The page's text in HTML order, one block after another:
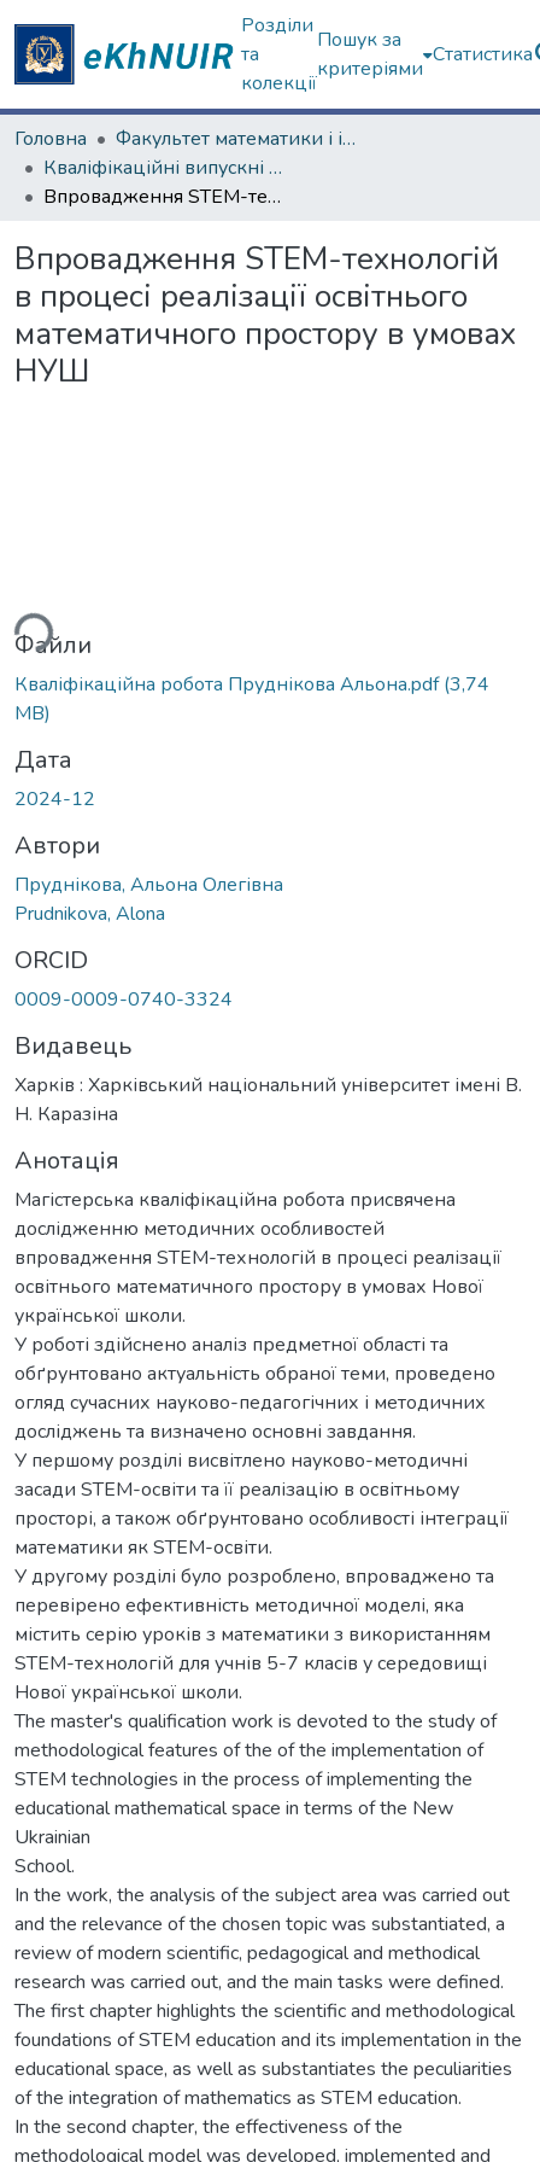
Розділи
та
колекції
Пошук за
критеріями
Статистика
Головна
Факультет математики і інформатики
Кваліфікаційні випускні роботи магістрів. Факультет математики і інформатики
Впровадження STEM-технологій в процесі реалізації освітнього математичного простору в умовах НУШ
Впровадження STEM-технологій
в процесі реалізації освітнього
математичного простору в умовах
НУШ
Файли
Кваліфікаційна робота Пруднікова Альона.pdf(3,74
MB)
Дата
2024-12
Автори
Пруднікова, Альона Олегівна
Prudnikova, Alona
ORCID
0009-0009-0740-3324
Видавець
Харків : Харківський національний університет імені В.
Н. Каразіна
Анотація
Магістерська кваліфікаційна робота присвячена
дослідженню методичних особливостей
впровадження STEM-технологій в процесі реалізації
освітнього математичного простору в умовах Нової
української школи.
У роботі здійснено аналіз предметної області та
обґрунтовано актуальність обраної теми, проведено
огляд сучасних науково-педагогічних і методичних
досліджень та визначено основні завдання.
У першому розділі висвітлено науково-методичні
засади STEM-освіти та її реалізацію в освітньому
просторі, а також обґрунтовано особливості інтеграції
математики як STEM-освіти.
У другому розділі було розроблено, впроваджено та
перевірено ефективність методичної моделі, яка
містить серію уроків з математики з використанням
STEM-технологій для учнів 5-7 класів у середовищі
Нової української школи.
The master's qualification work is devoted to the study of
methodological features of the of the implementation of
STEM technologies in the process of implementing the
educational mathematical space in terms of the New
Ukrainian
School.
In the work, the analysis of the subject area was carried out
and the relevance of the chosen topic was substantiated, a
review of modern scientific, pedagogical and methodical
research was carried out, and the main tasks were defined.
The first chapter highlights the scientific and methodological
foundations of STEM education and its implementation in the
educational space, as well as substantiates the peculiarities
of the integration of mathematics as STEM education.
In the second chapter, the effectiveness of the
methodological model was developed, implemented and